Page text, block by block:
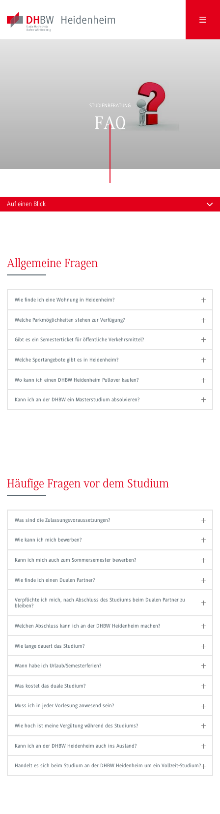
STUDIENBERATUNG
FAQ
Auf einen Blick
Allgemeine Fragen
Wie finde ich eine Wohnung in Heidenheim?
Welche Parkmöglichkeiten stehen zur Verfügung?
Gibt es ein Semesterticket für öffentliche Verkehrsmittel?
Welche Sportangebote gibt es in Heidenheim?
Wo kann ich einen DHBW Heidenheim Pullover kaufen?
Kann ich an der DHBW ein Masterstudium absolvieren?
Häufige Fragen vor dem Studium
Was sind die Zulassungsvoraussetzungen?
Wie kann ich mich bewerben?
Kann ich mich auch zum Sommersemester bewerben?
Wie finde ich einen Dualen Partner?
Verpflichte ich mich, nach Abschluss des Studiums beim Dualen Partner zu
bleiben?
Welchen Abschluss kann ich an der DHBW Heidenheim machen?
Wie lange dauert das Studium?
Wann habe ich Urlaub/Semesterferien?
Was kostet das duale Studium?
Muss ich in jeder Vorlesung anwesend sein?
Wie hoch ist meine Vergütung während des Studiums?
Kann ich an der DHBW Heidenheim auch ins Ausland?
Handelt es sich beim Studium an der DHBW Heidenheim um ein Vollzeit-Studium?